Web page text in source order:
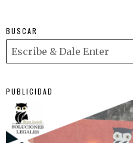
BUSCAR
PUBLICIDAD